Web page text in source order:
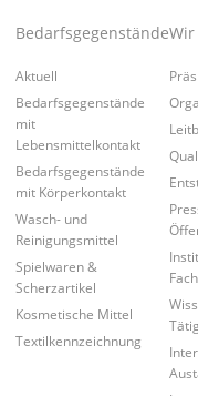
Bedarfsgegenstände
Aktuell
Bedarfsgegenstände
mit
Lebensmittelkontakt
Bedarfsgegenstände
mit Körperkontakt
Wasch- und
Reinigungsmittel
Spielwaren &
Scherzartikel
Kosmetische Mittel
Textilkennzeichnung